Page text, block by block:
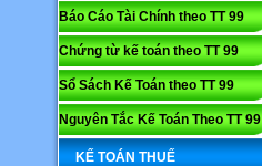
Báo Cáo Tài Chính theo TT 99
Chứng từ kế toán theo TT 99
Sổ Sách Kế Toán theo TT 99
Nguyên Tắc Kế Toán Theo TT 99
KẾ TOÁN THUẾ